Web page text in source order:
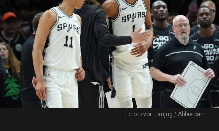
Foto Izvor: Tanjug / Abbie parr